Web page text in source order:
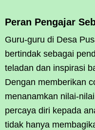
Peran Pengajar
Guru-guru di Desa
bertindak sebagai
teladan dan inspirasi
Dengan memberikan
menanamkan nilai-
percaya diri kepada
tidak hanya